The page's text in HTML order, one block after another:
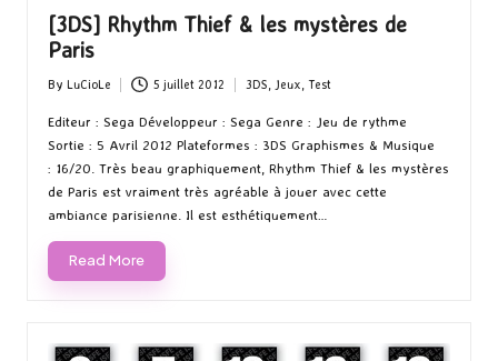
[3DS] Rhythm Thief & les mystères de
Paris
Posted
by
By LuCioLe 5 juillet 2012
Posted
in
3DS, Jeux, Test
Editeur : Sega Développeur : Sega Genre : Jeu de rythme
Sortie : 5 Avril 2012 Plateformes : 3DS Graphismes & Musique
: 16/20. Très beau graphiquement, Rhythm Thief & les mystères
de Paris est vraiment très agréable à jouer avec cette
ambiance parisienne. Il est esthétiquement…
Read More